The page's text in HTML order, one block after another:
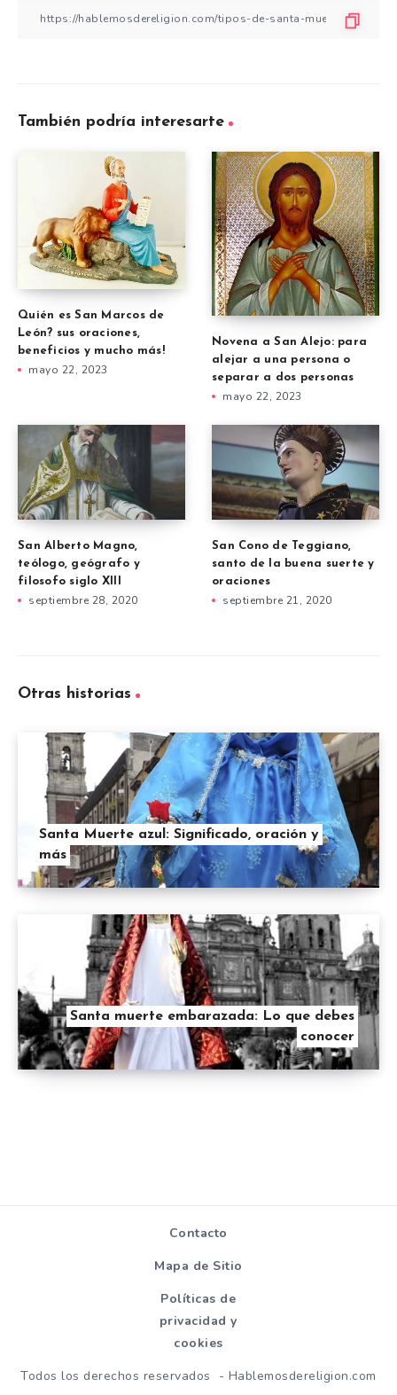
También podría interesarte
Quién es San Marcos de
León? sus oraciones,
beneficios y mucho más!
mayo 22, 2023
Novena a San Alejo: para
alejar a una persona o
separar a dos personas
mayo 22, 2023
San Alberto Magno,
teólogo, geógrafo y
filosofo siglo XIII
septiembre 28, 2020
San Cono de Teggiano,
santo de la buena suerte y
oraciones
septiembre 21, 2020
Otras historias
Santa Muerte azul: Significado, oración y
más
Santa muerte embarazada: Lo que debes
conocer
Contacto
Mapa de Sitio
Políticas de
privacidad y
cookies
Todos los derechos reservados - Hablemosdereligion.com